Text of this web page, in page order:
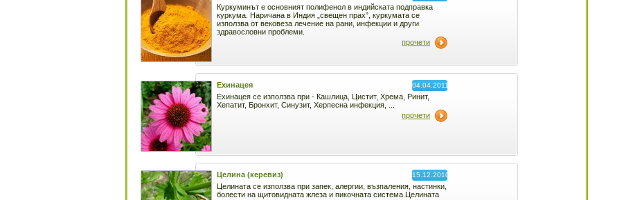
Куркуминът е основният полифенол в индийската подправка
куркума. Наричана в Индия „свещен прах”, куркумата се
използва от вековеза лечение на рани, инфекции и други
здравословни проблеми.
прочети
Ехинацея 04.04.2011
Ехинацея се използва при - Кашлица, Цистит, Хрема, Ринит,
Хепатит, Бронхит, Синузит, Херпесна инфекция, ...
прочети
Целина (керевиз) 15.12.2010
Целината се използва при запек, алергии, възпаления, настинки,
болести на щитовидната жлеза и пикочната система.Целината